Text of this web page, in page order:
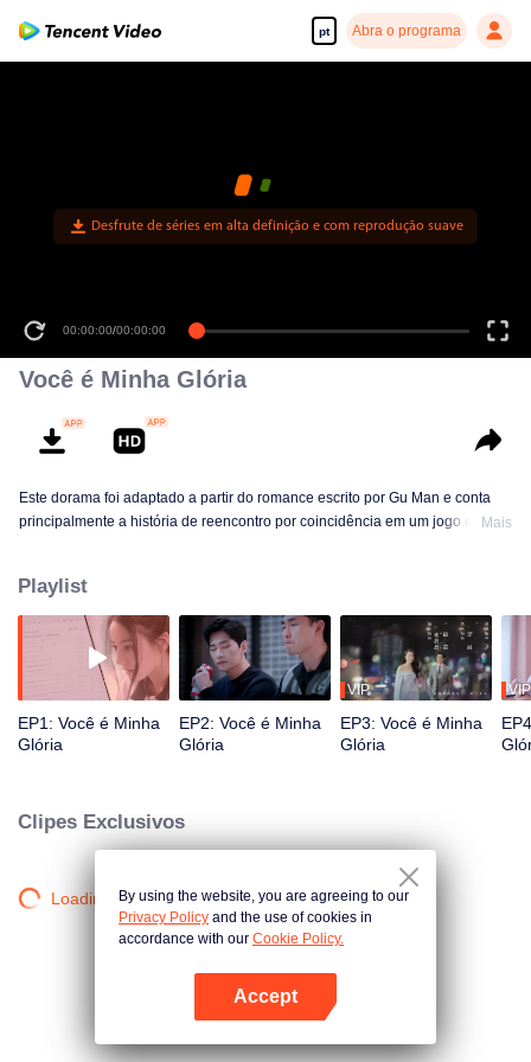
pt Abra o programa
Abra o programa
Desfrute de séries em alta definição e com reprodução suave
00:00:00/00:00:00
Você é Minha Glória
Este dorama foi adaptado a partir do romance escrito por Gu Man e conta
principalmente a história de reencontro por coincidência em um jogo entre a
Mais
Playlist
EP1: Você é Minha
Glória
EP2: Você é Minha
Glória
VIP
EP3: Você é Minha
Glória
VIP
Clipes Exclusivos
Loading…By using the website, you are agreeing to our
Privacy Policy and the use of cookies in
accordance with our Cookie Policy.
Accept